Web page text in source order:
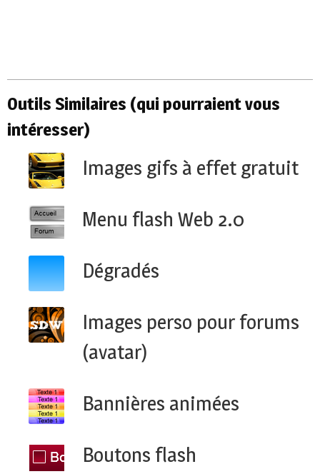
Outils Similaires (qui pourraient vous
intéresser)
Images gifs à effet gratuit
Menu flash Web 2.0
Dégradés
Images perso pour forums
(avatar)
Bannières animées
Boutons flash